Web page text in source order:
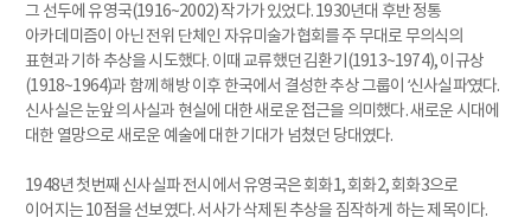
그 선두에 유영국(1916~2002) 작가가 있었다. 1930년대 후반 정통
아카데미즘이 아닌 전위 단체인 자유미술가협회를 주 무대로 무의식의
표현과 기하 추상을 시도했다. 이때 교류했던 김환기(1913~1974), 이규상
(1918~1964)과 함께 해방 이후 한국에서 결성한 추상 그룹이 ‘신사실파’였다.
신사실은 눈앞의 사실과 현실에 대한 새로운 접근을 의미했다. 새로운 시대에
대한 열망으로 새로운 예술에 대한 기대가 넘쳤던 당대였다.
1948년 첫번째 신사실파 전시에서 유영국은 회화1, 회화2, 회화3으로
이어지는 10점을 선보였다. 서사가 삭제된 추상을 짐작하게 하는 제목이다.